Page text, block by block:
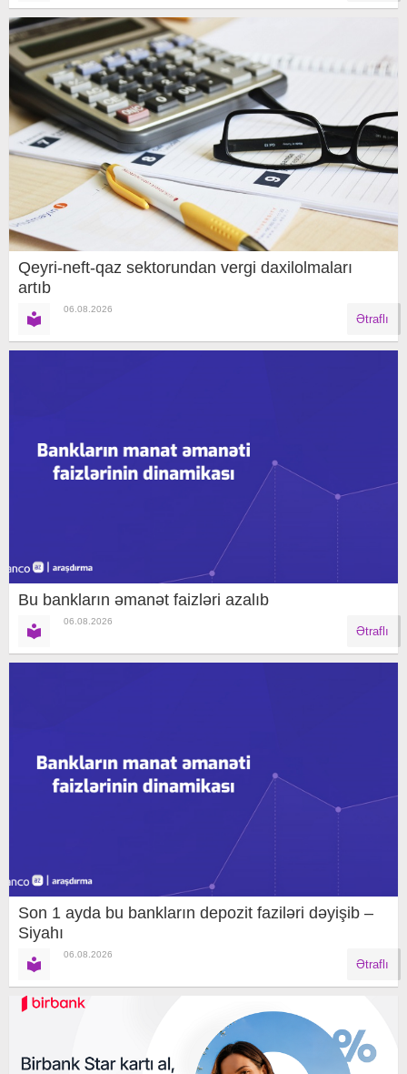
Qeyri-neft-qaz sektorundan vergi daxilolmaları
artıb
06.08.2026
Ətraflı
Bu bankların əmanət faizləri azalıb
06.08.2026
Ətraflı
Son 1 ayda bu bankların depozit faziləri dəyişib –
Siyahı
06.08.2026
Ətraflı